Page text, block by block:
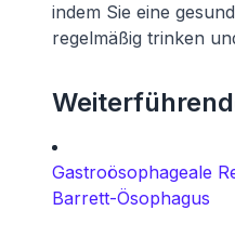
indem Sie eine
regelmäßig trinken
Gastroösophageale
Barrett-Ösophagus